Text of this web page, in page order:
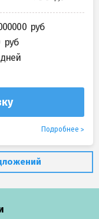
дней
Подробнее